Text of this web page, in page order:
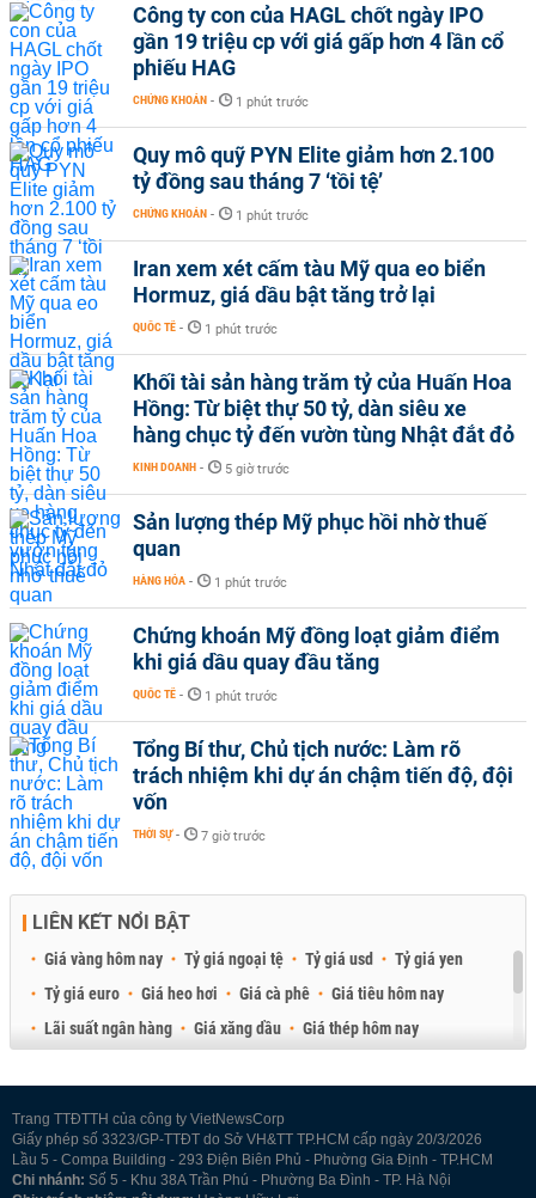
Công ty con của HAGL chốt ngày IPO
gần 19 triệu cp với giá gấp hơn 4 lần cổ
phiếu HAG
CHỨNG KHOÁN - 1 phút trước
Quy mô quỹ PYN Elite giảm hơn 2.100
tỷ đồng sau tháng 7 ‘tồi tệ’
CHỨNG KHOÁN - 1 phút trước
Iran xem xét cấm tàu Mỹ qua eo biển
Hormuz, giá dầu bật tăng trở lại
QUỐC TẾ - 1 phút trước
Khối tài sản hàng trăm tỷ của Huấn Hoa
Hồng: Từ biệt thự 50 tỷ, dàn siêu xe
hàng chục tỷ đến vườn tùng Nhật đắt đỏ
KINH DOANH - 5 giờ trước
Sản lượng thép Mỹ phục hồi nhờ thuế
quan
HÀNG HÓA - 1 phút trước
Chứng khoán Mỹ đồng loạt giảm điểm
khi giá dầu quay đầu tăng
QUỐC TẾ - 1 phút trước
Tổng Bí thư, Chủ tịch nước: Làm rõ
trách nhiệm khi dự án chậm tiến độ, đội
vốn
THỜI SỰ - 7 giờ trước
LIÊN KẾT NỔI BẬT
Giá vàng hôm nay Tỷ giá ngoại tệ Tỷ giá usd
Tỷ giá yen
Tỷ giá euro
Giá heo hơi Giá cà phê
Giá tiêu hôm nay
Lãi suất ngân hàng
Giá xăng dầu
Giá thép hôm nay
Trang TTĐTTH của công ty VietNewsCorp
Giấy phép số 3323/GP-TTĐT do Sở VH&TT TP.HCM cấp ngày 20/3/2026
Lầu 5 - Compa Building - 293 Điện Biên Phủ - Phường Gia Định - TP.HCM
Chi nhánh: Số 5 - Khu 38A Trần Phú - Phường Ba Đình - TP. Hà Nội